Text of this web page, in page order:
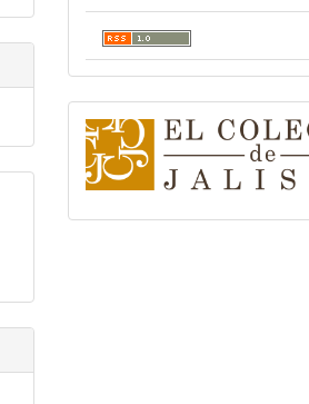
logo-
colegio-
de-
jalisco